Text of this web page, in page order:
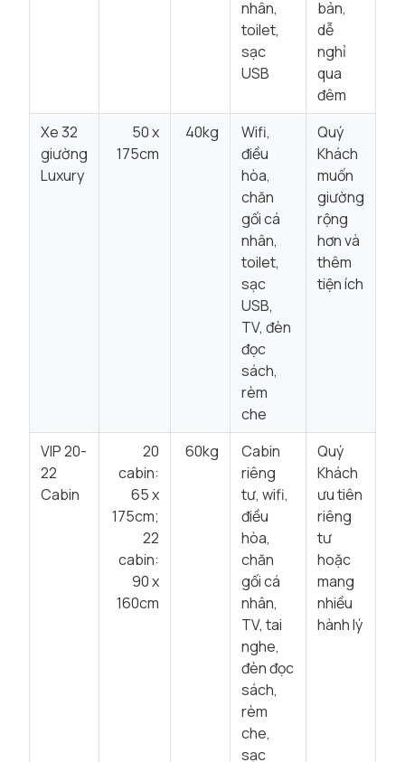
nhân,
toilet,
sạc
USB
bản,
dễ
nghỉ
qua
đêm
Xe 32
giường
Luxury
50 x
175cm
40kg
Wifi,
điều
hòa,
chăn
gối cá
nhân,
toilet,
sạc
USB,
TV, đèn
đọc
sách,
rèm
che
Quý
Khách
muốn
giường
rộng
hơn và
thêm
tiện ích
VIP 20-
22
Cabin
20
cabin:
65 x
175cm;
22
cabin:
90 x
160cm
60kg
Cabin
riêng
tư, wifi,
điều
hòa,
chăn
gối cá
nhân,
TV, tai
nghe,
đèn đọc
sách,
rèm
che,
sạc
Quý
Khách
ưu tiên
riêng
tư
hoặc
mang
nhiều
hành lý